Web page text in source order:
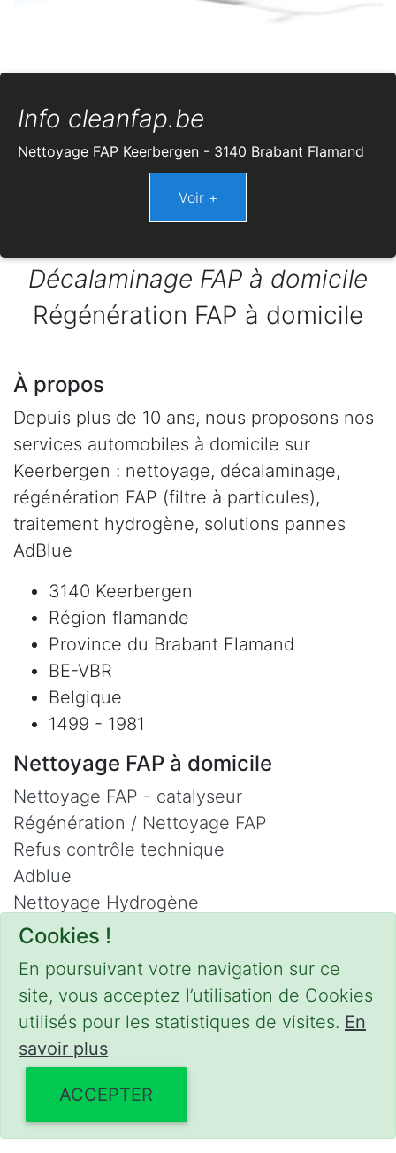
Cookies !
En poursuivant votre navigation sur ce
site, vous acceptez l’utilisation de Cookies
utilisés pour les statistiques de visites. En
savoir plus
ACCEPTER
Info cleanfap.be
Nettoyage FAP Keerbergen - 3140 Brabant Flamand
Décalaminage FAP à domicile
Régénération FAP à domicile
À propos
Depuis plus de 10 ans, nous proposons nos
services automobiles à domicile sur
Keerbergen : nettoyage, décalaminage,
régénération FAP (filtre à particules),
traitement hydrogène, solutions pannes
AdBlue
3140 Keerbergen
Région flamande
Province du Brabant Flamand
BE-VBR
Belgique
1499 - 1981
Nettoyage FAP à domicile
Nettoyage FAP - catalyseur
Régénération / Nettoyage FAP
Refus contrôle technique
Adblue
Nettoyage Hydrogène
Contact
Phone :0475 47 20 19
Email :mobilii@tcontact.me
Décalaminage & Régénération FAP à
domicile
Interventions urgentes sur la Belgique dans
les régions suivantes :